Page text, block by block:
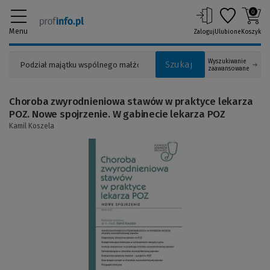
Menu
Szukaj
Wyszukiwanie
zaawansowane
ZalogujUlubione
0
Koszyk
Choroba zwyrodnieniowa stawów w praktyce lekarza
POZ. Nowe spojrzenie. W gabinecie lekarza POZ
Kamil Koszela